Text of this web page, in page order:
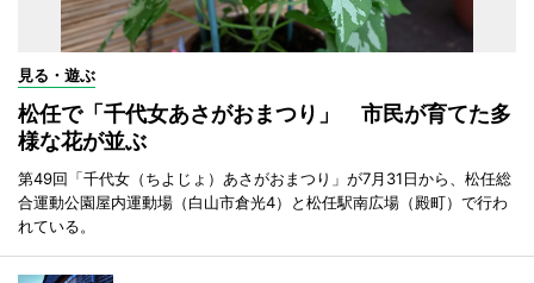
見る・遊ぶ
松任で「千代女あさがおまつり」 市民が育てた多
様な花が並ぶ
第49回「千代女（ちよじょ）あさがおまつり」が7月31日から、松任総
合運動公園屋内運動場（白山市倉光4）と松任駅南広場（殿町）で行わ
れている。